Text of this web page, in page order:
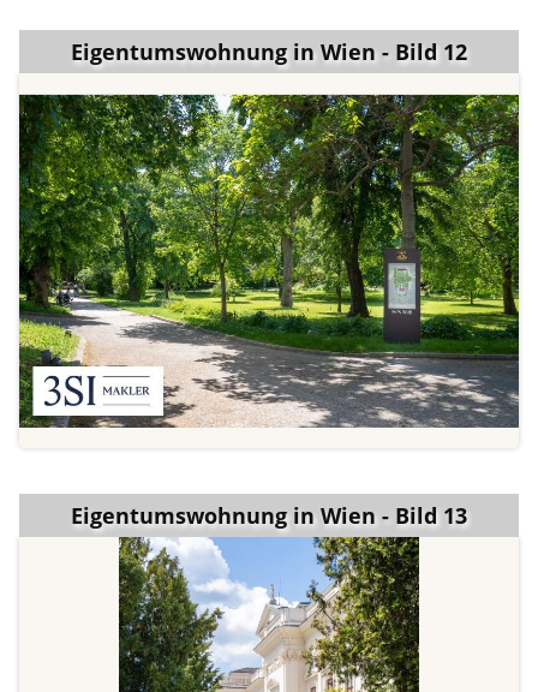
Eigentumswohnung in Wien - Bild 12
Eigentumswohnung in Wien - Bild 13